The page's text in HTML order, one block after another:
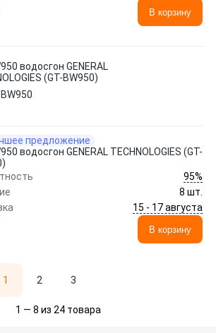
В корзину
водосгон GENERAL
(GT-BW950)
предложение
водосгон GENERAL TECHNOLOGIES (GT-
95%
8 шт.
15 - 17 августа
В корзину
1 2 3
1 — 8 из 24 товара